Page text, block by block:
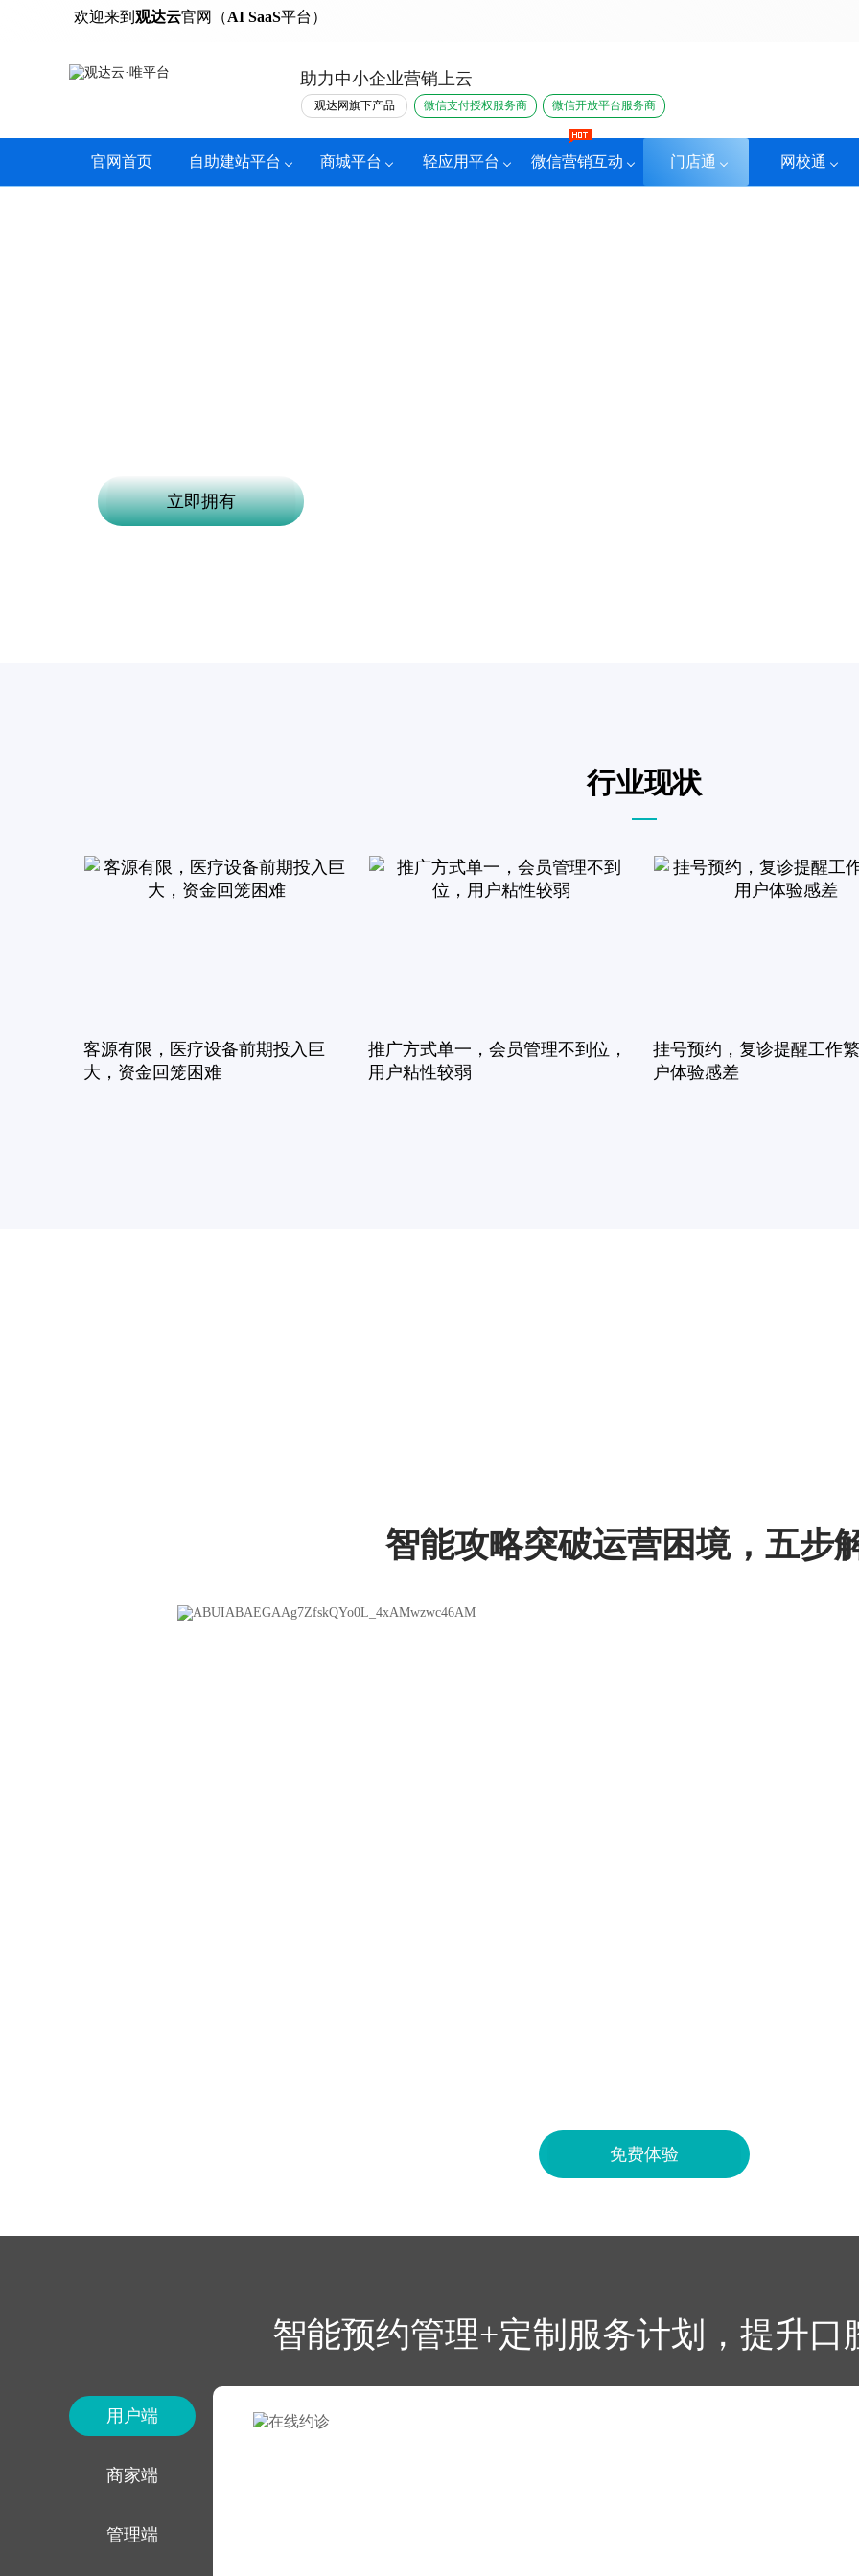
欢迎来到 观达云官网（AI SaaS平台）
助力中小企业营销上云
官网首页 自助建站平台 商城平台 轻应用平台 微信营销互动 门店通 网校通
观达网旗下产品 微信支付授权服务商 微信开放平台服务商
立即拥有
行业现状
客源有限，医疗设备前期投入巨
大，资金回笼困难
推广方式单一，会员管理不到位，
用户粘性较弱
挂号预约，复诊提醒工作
户体验感差
智能攻略突破运营困境，五步
免费体验
智能预约管理+定制服务计划，提升口
用户端
商家端
管理端